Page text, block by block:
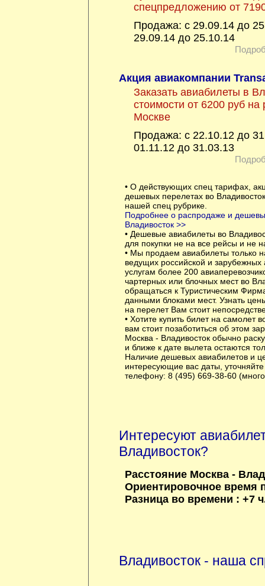
спецпредложению от
Продажа: с 29.09.14 до
29.09.14 до 25.10.14
Акция авиакомпании
Заказать авиабилеты в
стоимости от 6200 руб
Москве
Продажа: с 22.10.12 до
01.11.12 до 31.03.13
• О действующих спец тарифах,
дешевых перелетах во
нашей спец рубрике.
Подробнее о распродаже и
Владивосток >>
• Дешевые авиабилеты во
для покупки не на все рейсы и не
• Мы продаем авиабилеты только
ведущих российской и
услугам более 200
чартерных или блочных мест во
обращаться к Туристическим
данными блоками мест. Узнать
на перелет Вам стоит
• Хотите купить билет на самолет
вам стоит позаботиться об этом
Москва - Владивосток обычно
и ближе к дате вылета остаются
Наличие дешевых авиабилетов и
интересующие вас даты,
телефону: 8 (495) 669-38-60
Интересуют
Владивосток?
Расстояние Москва -
Ориентировочное время
Разница во времени : +7
Владивосток - наша